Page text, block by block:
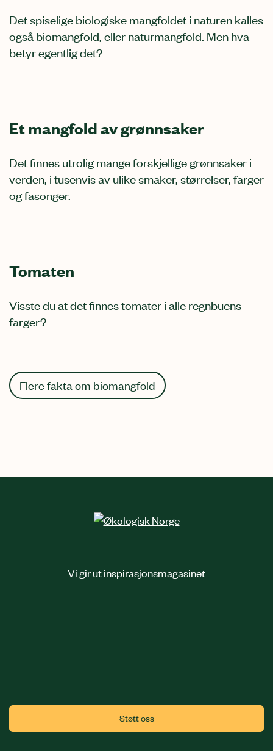
Det spiselige biologiske mangfoldet i naturen kalles
også biomangfold, eller naturmangfold. Men hva
betyr egentlig det?
Et mangfold av grønnsaker
Det finnes utrolig mange forskjellige grønnsaker i
verden, i tusenvis av ulike smaker, størrelser, farger
og fasonger.
Tomaten
Visste du at det finnes tomater i alle regnbuens
farger?
Flere fakta om biomangfold
Vi gir ut inspirasjonsmagasinet
Støtt oss